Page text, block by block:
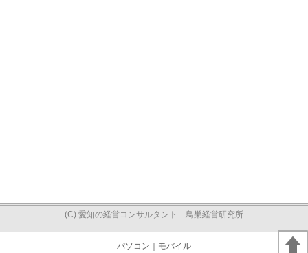
(C) 愛知の経営コンサルタント 鳥巣経営研究所
パソコン ｜モバイル